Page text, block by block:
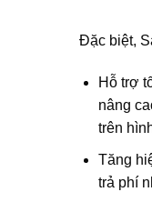
Đặc biệt,
Hỗ trợ
nâng
trên
Tăng
trả phí